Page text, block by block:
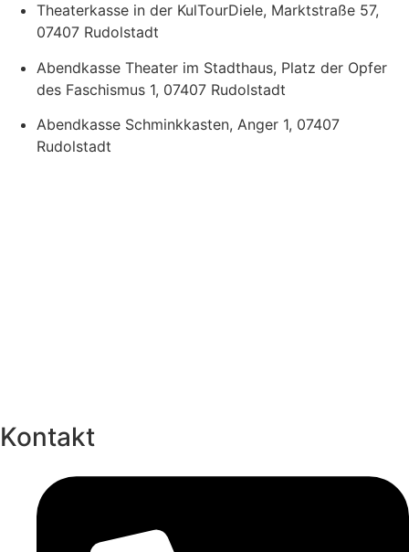
Theaterkasse in der KulTourDiele, Marktstraße 57,
07407 Rudolstadt
Abendkasse Theater im Stadthaus, Platz der Opfer
des Faschismus 1, 07407 Rudolstadt
Abendkasse Schminkkasten, Anger 1, 07407
Rudolstadt
Kontakt